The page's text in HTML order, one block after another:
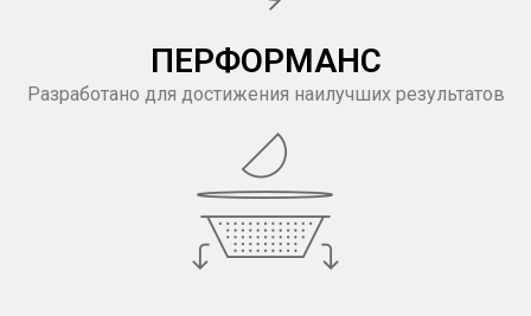
ПЕРФОРМАНС
Разработано для достижения наилучших результатов